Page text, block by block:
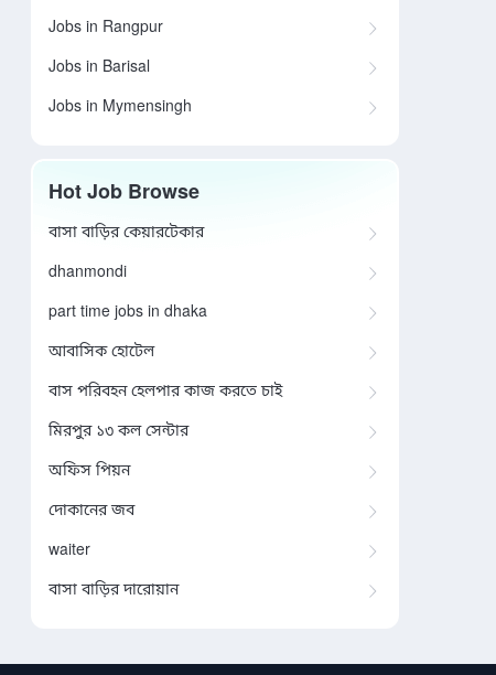
Jobs in Rangpur
Jobs in Barisal
Jobs in Mymensingh
Hot Job Browse
বাসা বাড়ির কেয়ারটেকার
dhanmondi
part time jobs in dhaka
আবাসিক হোটেল
বাস পরিবহন হেলপার কাজ করতে চাই
মিরপুর ১৩ কল সেন্টার
অফিস পিয়ন
দোকানের জব
waiter
বাসা বাড়ির দারোয়ান